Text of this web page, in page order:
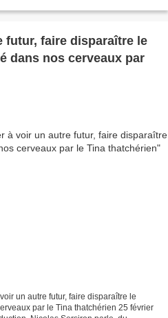
futur, faire disparaître le
dans nos cerveaux par
un autre futur, faire disparaître le
par le Tina thatchérien 25 février